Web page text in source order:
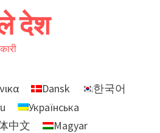
देश
Dansk
한국어
Українська
中文
Magyar